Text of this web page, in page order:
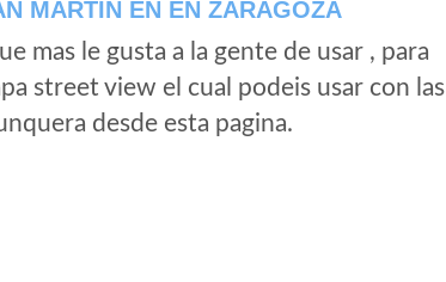
MARTÍN EN EN ZARAGOZA
mas le gusta a la gente de usar , para
street view el cual podeis usar con las
desde esta pagina.